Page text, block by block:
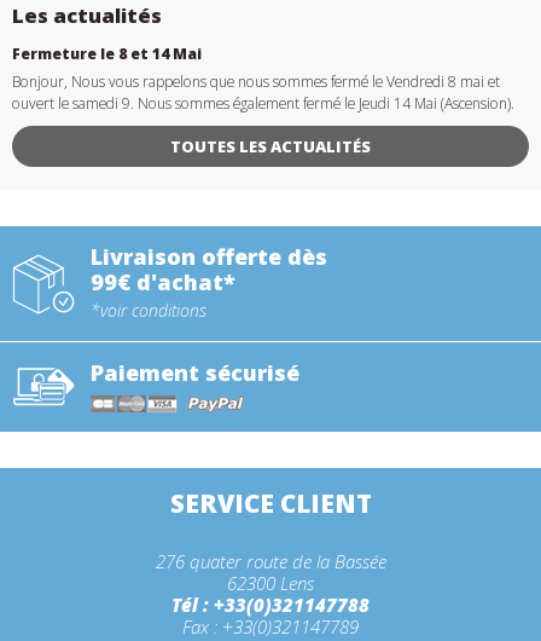
Les actualités
Fermeture le 8 et 14 Mai
Bonjour, Nous vous rappelons que nous sommes fermé le Vendredi 8 mai et
ouvert le samedi 9. Nous sommes également fermé le Jeudi 14 Mai (Ascension).
TOUTES LES ACTUALITÉS
Livraison offerte dès
99€ d'achat*
*voir conditions
Paiement sécurisé
SERVICE CLIENT
276 quater route de la Bassée
62300 Lens
Tél : +33(0)321147788
Fax : +33(0)321147789